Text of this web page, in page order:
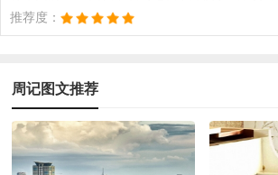
推荐度：
周记图文推荐